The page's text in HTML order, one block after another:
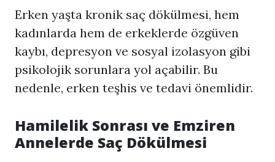
Erken yaşta kronik saç dökülmesi, hem
kadınlarda hem de erkeklerde özgüven
kaybı, depresyon ve sosyal izolasyon gibi
psikolojik sorunlara yol açabilir. Bu
nedenle, erken teşhis ve tedavi önemlidir.
Hamilelik Sonrası ve Emziren
Annelerde Saç Dökülmesi